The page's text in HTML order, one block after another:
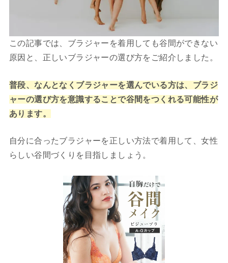
この記事では、ブラジャーを着用しても谷間ができない
原因と、正しいブラジャーの選び方をご紹介しました。
普段、なんとなくブラジャーを選んでいる方は、ブラジ
ャーの選び方を意識することで谷間をつくれる可能性が
あります。
自分に合ったブラジャーを正しい方法で着用して、女性
らしい谷間づくりを目指しましょう。